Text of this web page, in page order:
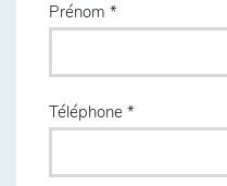
Prénom
Téléphone